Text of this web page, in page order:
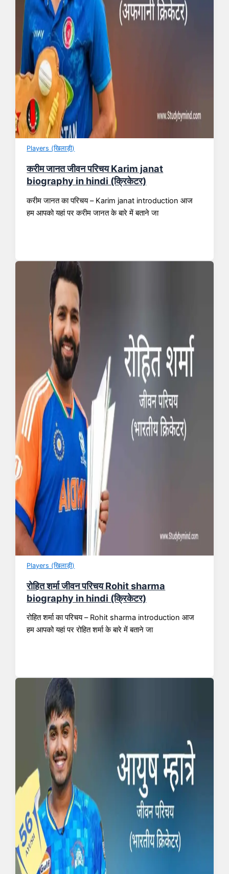
Players (खिलाड़ी)
करीम जानत जीवन परिचय Karim janat
biography in hindi (क्रिकेटर)
करीम जानत का परिचय – Karim janat introduction आज
हम आपको यहां पर करीम जानत के बारे में बताने जा
Players (खिलाड़ी)
रोहित शर्मा जीवन परिचय Rohit sharma
biography in hindi (क्रिकेटर)
रोहित शर्मा का परिचय – Rohit sharma introduction आज
हम आपको यहां पर रोहित शर्मा के बारे में बताने जा